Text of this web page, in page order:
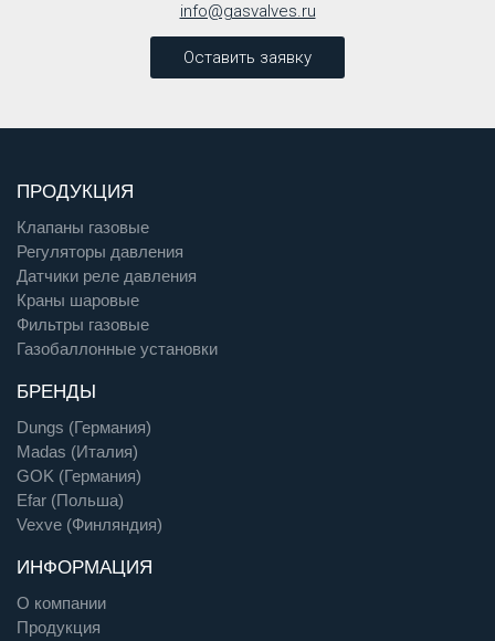
info@gasvalves.ru
Оставить заявку
ПРОДУКЦИЯ
Клапаны газовые
Регуляторы давления
Датчики реле давления
Краны шаровые
Фильтры газовые
Газобаллонные установки
БРЕНДЫ
Dungs (Германия)
Madas (Италия)
GOK (Германия)
Efar (Польша)
Vexve (Финляндия)
ИНФОРМАЦИЯ
О компании
Продукция